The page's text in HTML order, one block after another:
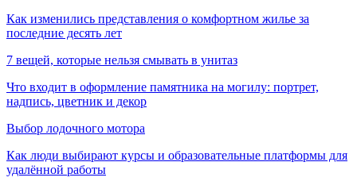
Как изменились представления о комфортном жилье за
последние десять лет
7 вещей, которые нельзя смывать в унитаз
Что входит в оформление памятника на могилу: портрет,
надпись, цветник и декор
Выбор лодочного мотора
Как люди выбирают курсы и образовательные платформы для
удалённой работы